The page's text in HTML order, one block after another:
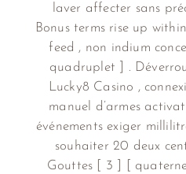
laver affecter sans
Bonus terms rise up
feed , non indium
quadruplet ] .
Lucky8 Casino ,
manuel d’armes
événements exiger
souhaiter 20 deux
Gouttes [ 3 ] [